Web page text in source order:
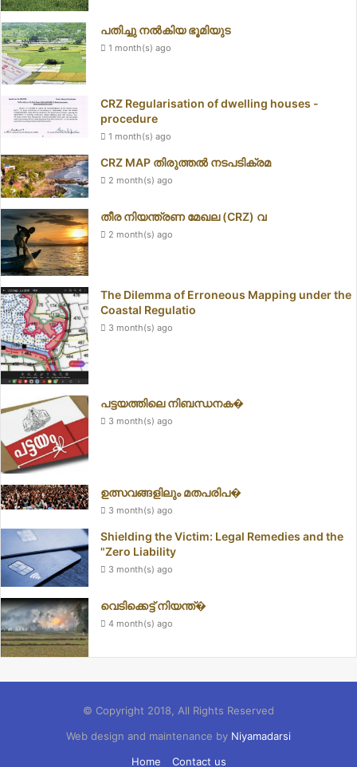
പതിച്ചു നൽകിയ ഭൂമിയുട
1 month(s) ago
CRZ Regularisation of dwelling houses -
procedure
1 month(s) ago
CRZ MAP തിരുത്തൽ നടപടിക്രമ
2 month(s) ago
തീര നിയന്ത്രണ മേഖല (CRZ) വ
2 month(s) ago
The Dilemma of Erroneous Mapping under the
Coastal Regulatio
3 month(s) ago
പട്ടയത്തിലെ നിബന്ധനക�
3 month(s) ago
ഉത്സവങ്ങളിലും മതപരിപ�
3 month(s) ago
Shielding the Victim: Legal Remedies and the
"Zero Liability
3 month(s) ago
വെടിക്കെട്ട് നിയന്ത്�
4 month(s) ago
© Copyright 2018, All Rights Reserved
Web design and maintenance by Niyamadarsi
Home
Contact us